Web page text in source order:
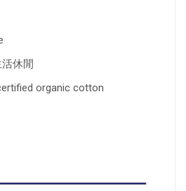
活休閒
organic cotton